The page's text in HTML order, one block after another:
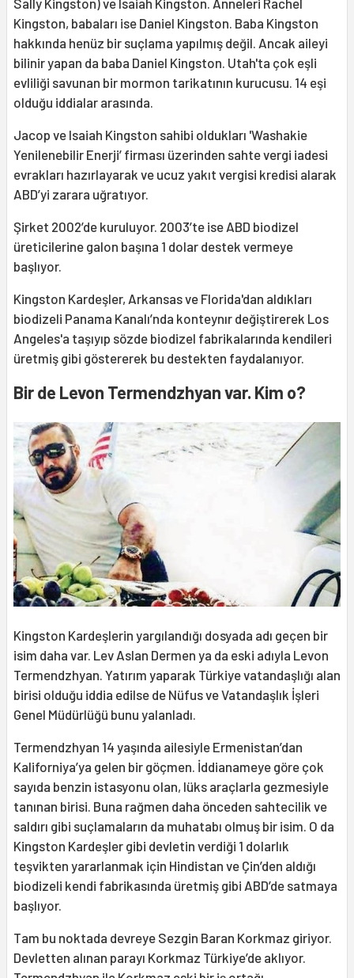
Sally Kingston) ve Isaiah Kingston. Anneleri Rachel
Kingston, babaları ise Daniel Kingston. Baba Kingston
hakkında henüz bir suçlama yapılmış değil. Ancak aileyi
bilinir yapan da baba Daniel Kingston. Utah'ta çok eşli
evliliği savunan bir mormon tarikatının kurucusu. 14 eşi
olduğu iddialar arasında.
Jacop ve Isaiah Kingston sahibi oldukları 'Washakie
Yenilenebilir Enerji’ firması üzerinden sahte vergi iadesi
evrakları hazırlayarak ve ucuz yakıt vergisi kredisi alarak
ABD’yi zarara uğratıyor.
Şirket 2002’de kuruluyor. 2003’te ise ABD biodizel
üreticilerine galon başına 1 dolar destek vermeye
başlıyor.
Kingston Kardeşler, Arkansas ve Florida'dan aldıkları
biodizeli Panama Kanalı’nda konteynır değiştirerek Los
Angeles'a taşıyıp sözde biodizel fabrikalarında kendileri
üretmiş gibi göstererek bu destekten faydalanıyor.
Bir de Levon Termendzhyan var. Kim o?
Kingston Kardeşlerin yargılandığı dosyada adı geçen bir
isim daha var. Lev Aslan Dermen ya da eski adıyla Levon
Termendzhyan. Yatırım yaparak Türkiye vatandaşlığı alan
birisi olduğu iddia edilse de Nüfus ve Vatandaşlık İşleri
Genel Müdürlüğü bunu yalanladı.
Termendzhyan 14 yaşında ailesiyle Ermenistan’dan
Kaliforniya’ya gelen bir göçmen. İddianameye göre çok
sayıda benzin istasyonu olan, lüks araçlarla gezmesiyle
tanınan birisi. Buna rağmen daha önceden sahtecilik ve
saldırı gibi suçlamaların da muhatabı olmuş bir isim. O da
Kingston Kardeşler gibi devletin verdiği 1 dolarlık
teşvikten yararlanmak için Hindistan ve Çin’den aldığı
biodizeli kendi fabrikasında üretmiş gibi ABD’de satmaya
başlıyor.
Tam bu noktada devreye Sezgin Baran Korkmaz giriyor.
Devletten alınan parayı Korkmaz Türkiye’de aklıyor.